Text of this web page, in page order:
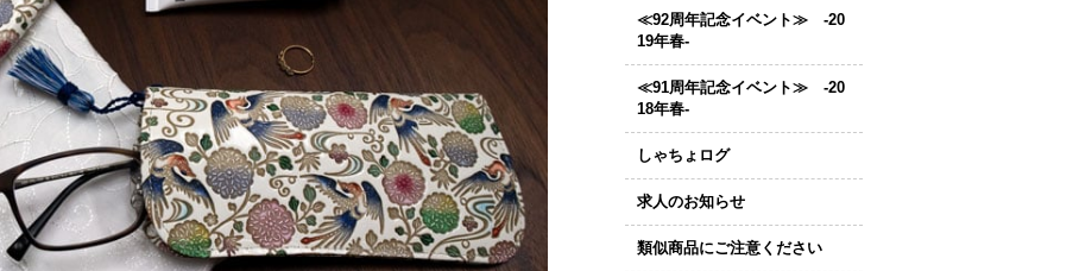
≪92周年記念イベント≫ -20
19年春-
≪91周年記念イベント≫ -20
18年春-
しゃちょログ
求人のお知らせ
類似商品にご注意ください